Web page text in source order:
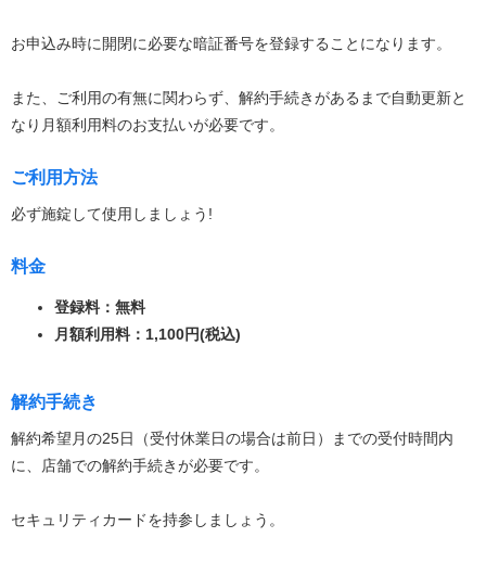
お申込み時に開閉に必要な暗証番号を登録することになります。
また、ご利用の有無に関わらず、解約手続きがあるまで自動更新と
なり月額利用料のお支払いが必要です。
ご利用方法
必ず施錠して使用しましょう!
料金
登録料：無料
月額利用料：1,100円(税込)
解約手続き
解約希望月の25日（受付休業日の場合は前日）までの受付時間内
に、店舗での解約手続きが必要です。
セキュリティカードを持参しましょう。